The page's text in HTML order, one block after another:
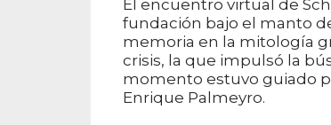
El encuentro virtual de
fundación bajo el manto
memoria en la mitología
crisis, la que impulsó la
momento estuvo guiado
Enrique Palmeyro.